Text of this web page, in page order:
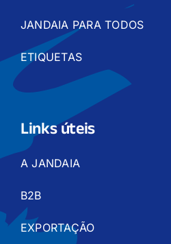
JANDAIA PARA TODOS
ETIQUETAS
Links úteis
A JANDAIA
B2B
EXPORTAÇÃO